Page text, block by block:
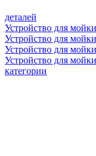
деталей
Устройство для
Устройство для
Устройство для
Устройство для
категории